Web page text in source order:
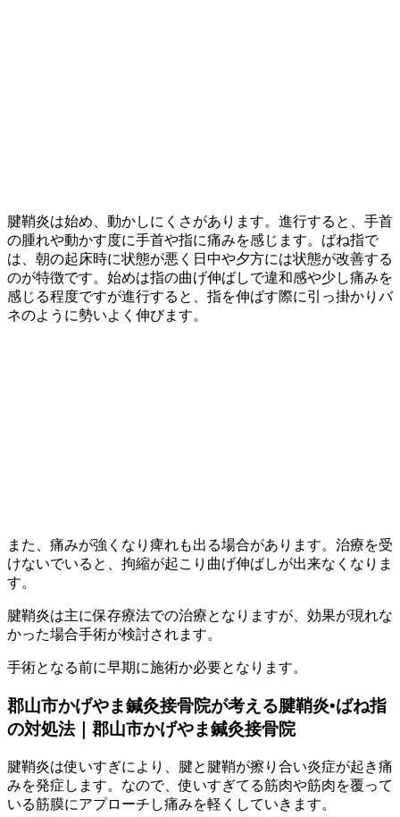
腱鞘炎は始め、動かしにくさがあります。進行すると、手首
の腫れや動かす度に手首や指に痛みを感じます。ばね指で
は、朝の起床時に状態が悪く日中や夕方には状態が改善する
のが特徴です。始めは指の曲げ伸ばしで違和感や少し痛みを
感じる程度ですが進行すると、指を伸ばす際に引っ掛かりバ
ネのように勢いよく伸びます。
また、痛みが強くなり痺れも出る場合があります。治療を受
けないでいると、拘縮が起こり曲げ伸ばしが出来なくなりま
す。
腱鞘炎は主に保存療法での治療となりますが、効果が現れな
かった場合手術が検討されます。
手術となる前に早期に施術か必要となります。
郡山市かげやま鍼灸接骨院が考える腱鞘炎•ばね指
の対処法｜郡山市かげやま鍼灸接骨院
腱鞘炎は使いすぎにより、腱と腱鞘が擦り合い炎症が起き痛
みを発症します。なので、使いすぎてる筋肉や筋肉を覆って
いる筋膜にアプローチし痛みを軽くしていきます。